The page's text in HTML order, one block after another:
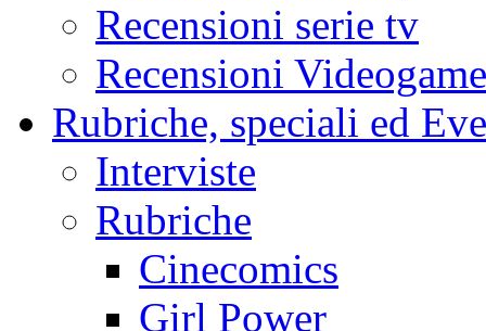
Recensioni serie tv
Recensioni
Rubriche, speciali ed
Interviste
Rubriche
Cinecomics
Girl Power